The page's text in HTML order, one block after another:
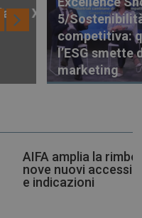
La Fondazione
Patient Advocacy
5/
competitiva:
l’ESG smette
marketing
tra farmaci
Farmaci
indica la
regolatori